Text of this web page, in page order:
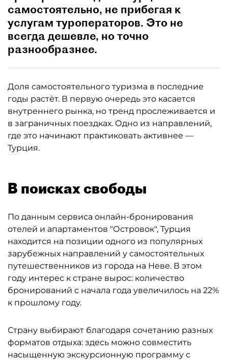
самостоятельно, не прибегая к
услугам туроператоров. Это не
всегда дешевле, но точно
разнообразнее.
Доля самостоятельного туризма в последние
годы растёт. В первую очередь это касается
внутреннего рынка, но тренд прослеживается и
в заграничных поездках. Одно из направлений,
где это начинают практиковать активнее —
Турция.
В поисках свободы
По данным сервиса онлайн-бронирования
отелей и апартаментов "Островок", Турция
находится на позиции одного из популярных
зарубежных направлений у самостоятельных
путешественников из города на Неве. В этом
году интерес к стране вырос: количество
бронирований с начала года увеличилось на 22%
к прошлому году.
Страну выбирают благодаря сочетанию разных
форматов отдыха: здесь можно совместить
насыщенную экскурсионную программу с